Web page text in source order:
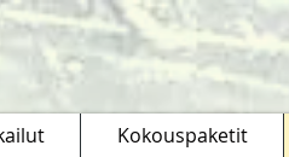
Kokouspaketit